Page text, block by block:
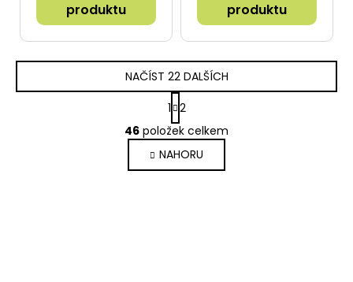
produktu
produktu
O
v
l
á
NAČÍST 22 DALŠÍCH
S
t
r
á
n
k
1 2
46 položek celkem
NAHORU